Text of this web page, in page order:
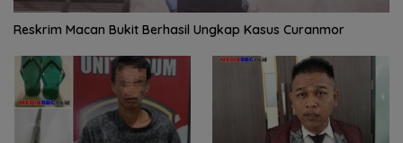
Reskrim Macan Bukit Berhasil Ungkap Kasus Curanmor